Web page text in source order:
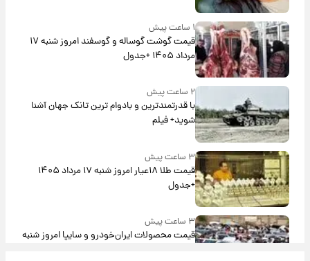
۱ ساعت پیش
قیمت گوشت گوساله و گوسفند امروز شنبه ۱۷
مرداد ۱۴۰۵ +جدول
۲ ساعت پیش
با قدرتمندترین و بادوام ترین تانک جهان آشنا
شوید+ فیلم
۳ ساعت پیش
قیمت طلا ۱۸عیار امروز شنبه ۱۷ مرداد ۱۴۰۵
+جدول
۳ ساعت پیش
قیمت محصولات ایران‌خودرو و سایپا امروز شنبه